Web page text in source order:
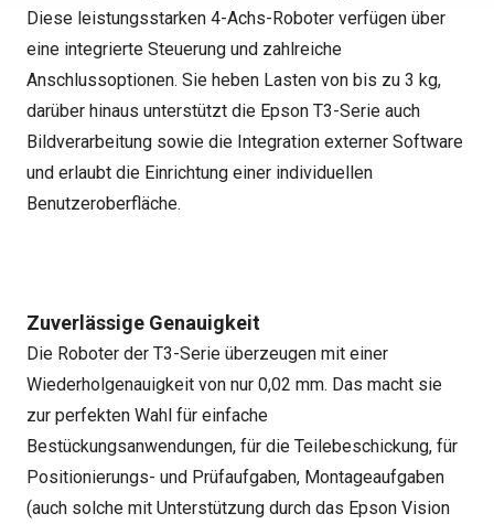
Diese leistungsstarken 4-Achs-Roboter verfügen über
eine integrierte Steuerung und zahlreiche
Anschlussoptionen. Sie heben Lasten von bis zu 3 kg,
darüber hinaus unterstützt die Epson T3-Serie auch
Bildverarbeitung sowie die Integration externer Software
und erlaubt die Einrichtung einer individuellen
Benutzeroberfläche.
Zuverlässige Genauigkeit
Die Roboter der T3-Serie überzeugen mit einer
Wiederholgenauigkeit von nur 0,02 mm. Das macht sie
zur perfekten Wahl für einfache
Bestückungsanwendungen, für die Teilebeschickung, für
Positionierungs- und Prüfaufgaben, Montageaufgaben
(auch solche mit Unterstützung durch das Epson Vision